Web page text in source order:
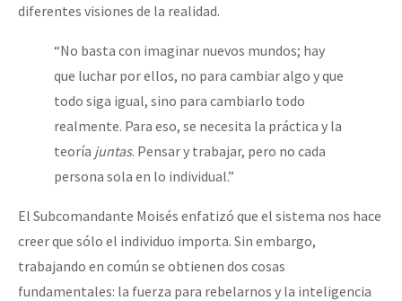
diferentes visiones de la realidad.
“No basta con imaginar nuevos mundos; hay
que luchar por ellos, no para cambiar algo y que
todo siga igual, sino para cambiarlo todo
realmente. Para eso, se necesita la práctica y la
teoría juntas. Pensar y trabajar, pero no cada
persona sola en lo individual.”
El Subcomandante Moisés enfatizó que el sistema nos hace
creer que sólo el individuo importa. Sin embargo,
trabajando en común se obtienen dos cosas
fundamentales: la fuerza para rebelarnos y la inteligencia